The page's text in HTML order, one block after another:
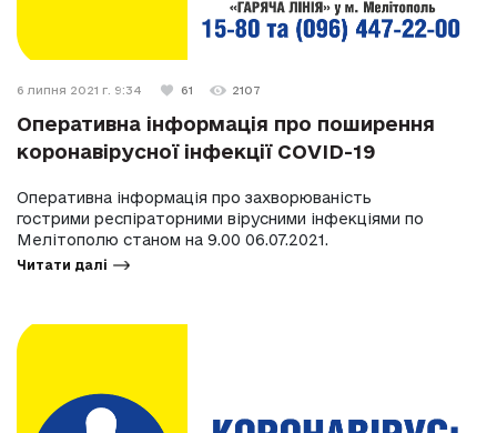
6 липня 2021 г. 9:34 61 2107
Оперативна інформація про поширення
коронавірусної інфекції COVID-19
Оперативна інформація про захворюваність
гострими респіраторними вірусними інфекціями по
Мелітополю станом на 9.00 06.07.2021.
Читати далі